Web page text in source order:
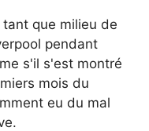
que milieu de
pendant
s'il s'est montré
mois du
eu du mal